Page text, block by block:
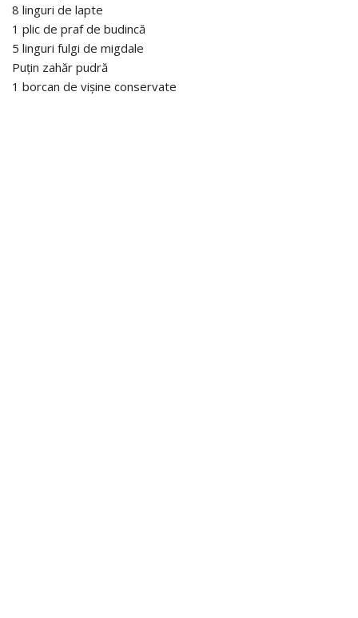
8 linguri de lapte
1 plic de praf de budincă
5 linguri fulgi de migdale
Puțin zahăr pudră
1 borcan de vișine conservate